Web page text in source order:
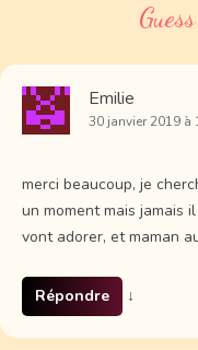
Emilie
30 janvier 2019 à
merci beaucoup, je
un moment mais jamais
vont adorer, et maman
Répondre ↓